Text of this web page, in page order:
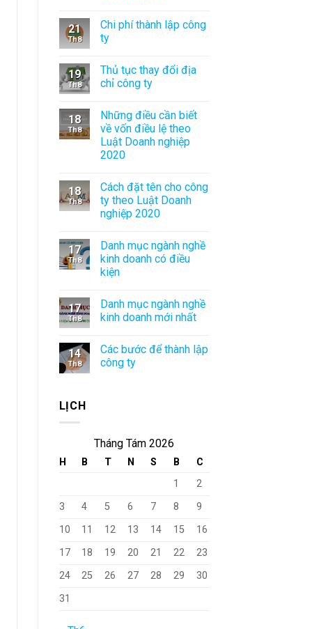
21
Th8
Chi phí thành lập công
ty
19
Th8
Thủ tục thay đổi địa
chỉ công ty
18
Th8
Những điều cần biết
về vốn điều lệ theo
Luật Doanh nghiệp
2020
18
Th8
Cách đặt tên cho công
ty theo Luật Doanh
nghiệp 2020
17
Th8
Danh mục ngành nghề
kinh doanh có điều
kiện
17
Th8
Danh mục ngành nghề
kinh doanh mới nhất
14
Th8
Các bước để thành lập
công ty
LỊCH
Tháng Tám 2026
H B T N S B
C
1
2
3
4 5 6 7 8
9
10
11 12 13 14 15
16
17
18 19 20 21 22
23
24
25 26 27 28 29
30
31